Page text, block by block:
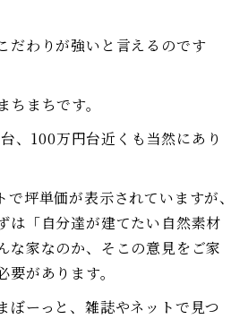
だわりが強いと言えるのです
まちです。
、100万円台近くも当然にあり
坪単価が表示されていますが、
は「自分達が建てたい自然素材
な家なのか、そこの意見をご家
があります。
ぼーっと、雑誌やネットで見つ